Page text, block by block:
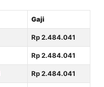
Gaji
Rp 2.484.041
Rp 2.484.041
Rp 2.484.041